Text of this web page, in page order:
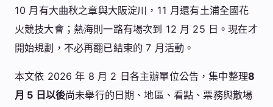
10 月有大曲秋之章與大阪淀川，11 月還有土浦全國花
火競技大會；熱海則一路有場次到 12 月 25 日。現在才
開始規劃，不必再翻已結束的 7 月活動。
本文依 2026 年 8 月 2 日各主辦單位公告，集中整理8
月 5 日以後尚未舉行的日期、地區、看點、票務與散場